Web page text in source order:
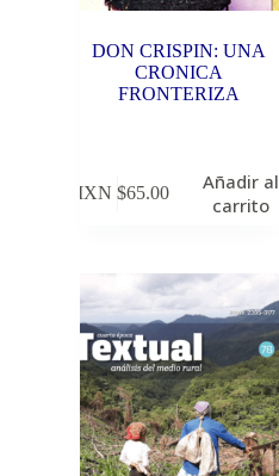
DON CRISPIN: UNA
CRONICA
FRONTERIZA
MXN $65.00
Añadir al
carrito